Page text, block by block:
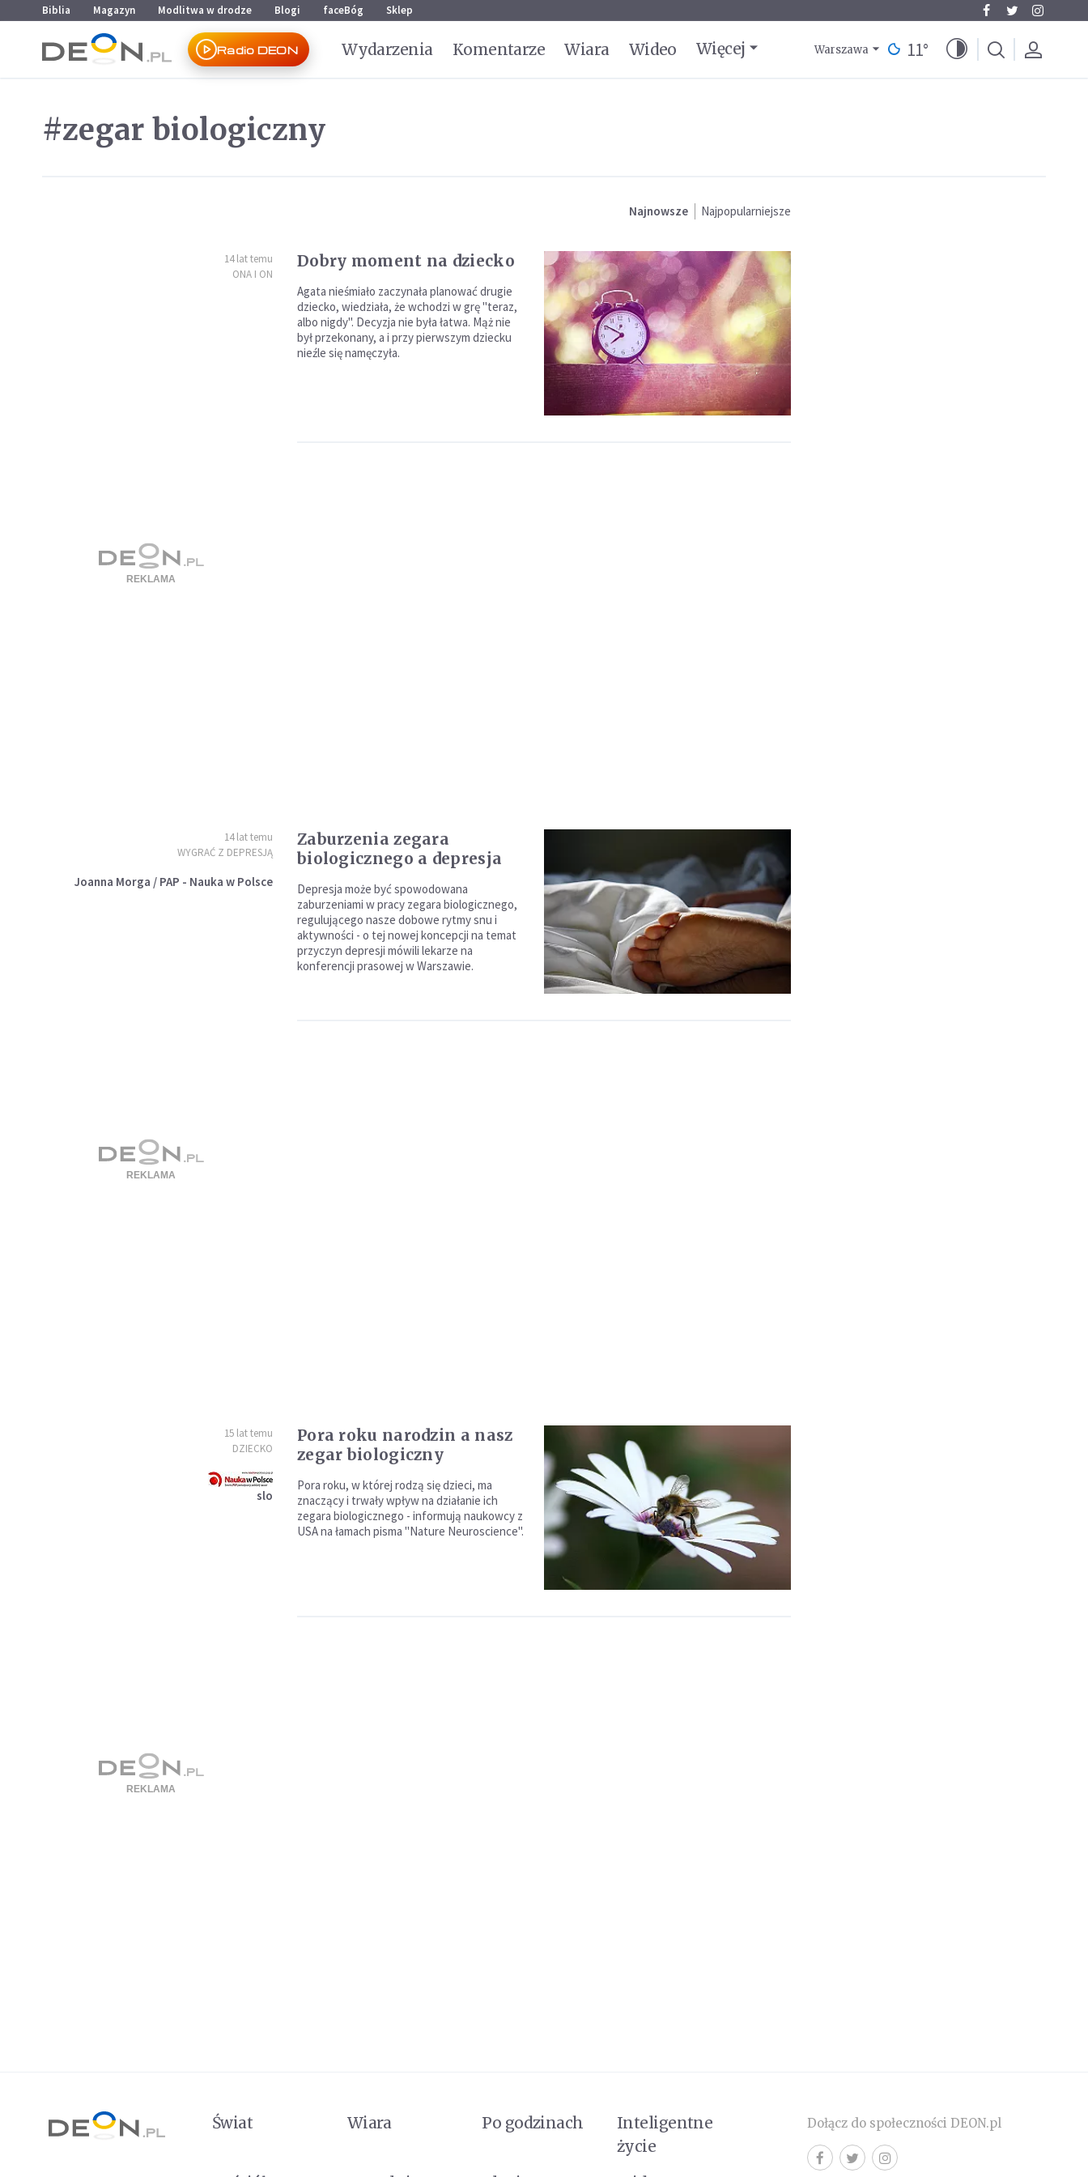
Przejdź do menu głównego
Przejdź do treści
Biblia Magazyn Modlitwa w drodze Blogi faceBóg Sklep
Radio DEON Wydarzenia Komentarze Wiara Wideo Więcej Warszawa 11°
#zegar biologiczny
Najnowsze Najpopularniejsze
14 lat temu
ONA I ON
Dobry moment na dziecko
Agata nieśmiało zaczynała planować drugie
dziecko, wiedziała, że wchodzi w grę "teraz,
albo nigdy". Decyzja nie była łatwa. Mąż nie
był przekonany, a i przy pierwszym dziecku
nieźle się namęczyła.
14 lat temu
WYGRAĆ Z DEPRESJĄ
Joanna Morga / PAP - Nauka w Polsce
Zaburzenia zegara
biologicznego a depresja
Depresja może być spowodowana
zaburzeniami w pracy zegara biologicznego,
regulującego nasze dobowe rytmy snu i
aktywności - o tej nowej koncepcji na temat
przyczyn depresji mówili lekarze na
konferencji prasowej w Warszawie.
15 lat temu
DZIECKO
slo
Pora roku narodzin a nasz
zegar biologiczny
Pora roku, w której rodzą się dzieci, ma
znaczący i trwały wpływ na działanie ich
zegara biologicznego - informują naukowcy z
USA na łamach pisma "Nature Neuroscience".
Świat Wiara Po godzinach
Inteligentne
życie
Dołącz do społeczności DEON.pl